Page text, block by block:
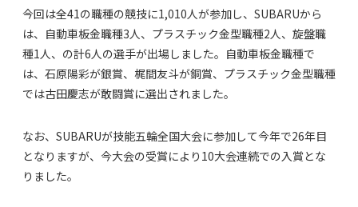
今回は全41の職種の競技に1,010人が参加し、SUBARUから
は、自動車板金職種3人、プラスチック金型職種2人、旋盤職
種1人、の計6人の選手が出場しました。自動車板金職種で
は、石原陽彩が銀賞、梶間友斗が銅賞、プラスチック金型職種
では古田慶志が敢闘賞に選出されました。
なお、SUBARUが技能五輪全国大会に参加して今年で26年目
となりますが、今大会の受賞により10大会連続での入賞とな
りました。